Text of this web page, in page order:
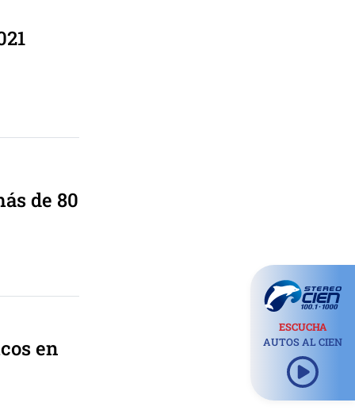
de 80
en
ESCUCHA
AUTOS AL CIEN